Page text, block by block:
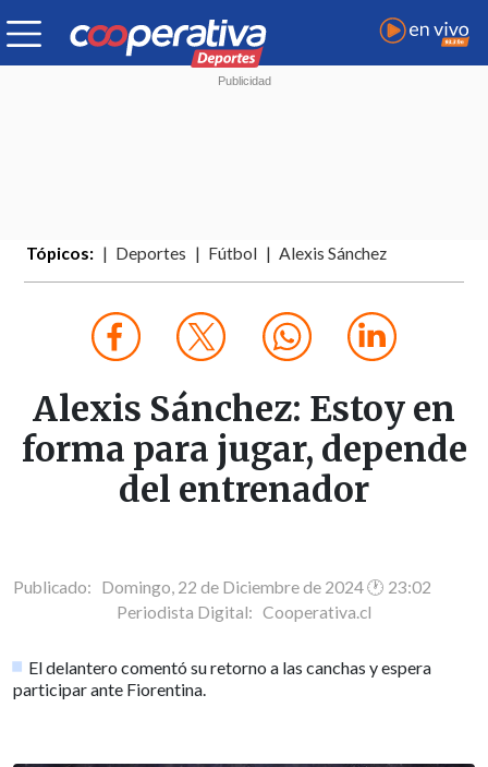
Tópicos: Deportes Fútbol Alexis Sánchez
Alexis Sánchez: Estoy en
forma para jugar, depende
del entrenador
Publicado: Domingo, 22 de Diciembre de 2024 🕐 23:02
Periodista Digital: Cooperativa.cl
El delantero comentó su retorno a las canchas y espera
participar ante Fiorentina.